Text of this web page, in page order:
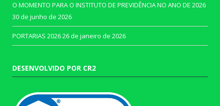
O MOMENTO PARA O INSTITUTO DE PREVIDÊNCIA NO ANO DE 2026
30 de junho de 2026
PORTARIAS 202626 de janeiro de 2026
DESENVOLVIDO POR CR2